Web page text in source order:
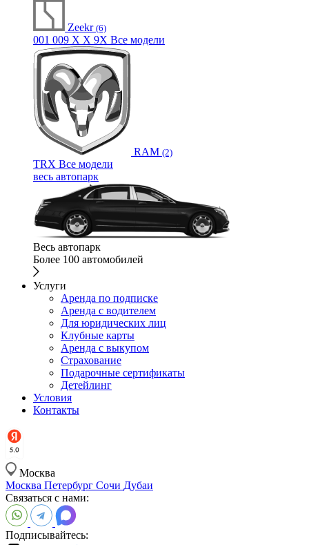
Zeekr (6)
001 009 X X 9X Все модели
RAM (2)
TRX Все модели
весь автопарк
Весь автопарк
Более 100 автомобилей
Услуги
Аренда по подписке
Аренда с водителем
Для юридических лиц
Клубные карты
Аренда с выкупом
Страхование
Подарочные сертификаты
Детейлинг
Условия
Контакты
Москва
Москва Петербург Сочи Дубаи
Связаться с нами:
Подписывайтесь: